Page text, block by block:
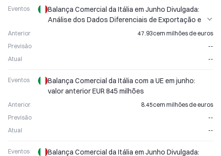
Eventos
Balança Comercial da Itália em Junho Divulgada:
Análise dos Dados Diferenciais de Exportação e
Anterior
47.93cem milhões de euros
Previsão
--
Atual
--
Eventos
Balança Comercial da Itália com a UE em junho:
valor anterior EUR 845 milhões
Anterior
8.45cem milhões de euros
Previsão
--
Atual
--
Eventos Balança Comercial da Itália em Junho Divulgada: